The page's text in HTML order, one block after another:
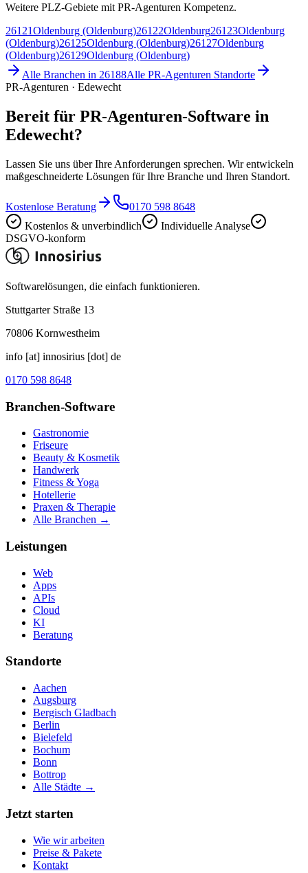
Weitere PLZ-Gebiete mit PR-Agenturen Kompetenz.
26121Oldenburg (Oldenburg)26122Oldenburg26123Oldenburg
(Oldenburg)26125Oldenburg (Oldenburg)26127Oldenburg
(Oldenburg)26129Oldenburg (Oldenburg)
Alle Branchen in 26188Alle PR-Agenturen Standorte
PR-Agenturen · Edewecht
Bereit für PR-Agenturen-Software in
Edewecht?
Lassen Sie uns über Ihre Anforderungen sprechen. Wir entwickeln
maßgeschneiderte Lösungen für Ihre Branche und Ihren Standort.
Kostenlose Beratung
0170 598 8648
Kostenlos & unverbindlich
Individuelle Analyse
DSGVO-konform
Softwarelösungen, die einfach funktionieren.
Stuttgarter Straße 13
70806 Kornwestheim
info [at] innosirius [dot] de
0170 598 8648
Branchen-Software
Gastronomie
Friseure
Beauty & Kosmetik
Handwerk
Fitness & Yoga
Hotellerie
Praxen & Therapie
Alle Branchen →
Leistungen
Web
Apps
APIs
Cloud
KI
Beratung
Standorte
Aachen
Augsburg
Bergisch Gladbach
Berlin
Bielefeld
Bochum
Bonn
Bottrop
Alle Städte →
Jetzt starten
Wie wir arbeiten
Preise & Pakete
Kontakt